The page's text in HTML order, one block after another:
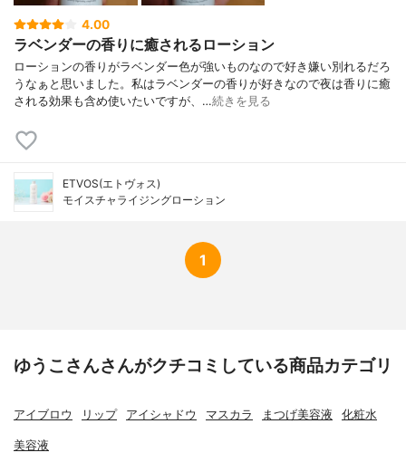
4.00
ラベンダーの香りに癒されるローション
ローションの香りがラベンダー色が強いものなので好き嫌い別れるだろ
うなぁと思いました。私はラベンダーの香りが好きなので夜は香りに癒
される効果も含め使いたいですが、…続きを見る
ETVOS(エトヴォス)
モイスチャライジングローション
1
ゆうこさんさんがクチコミしている商品カテゴリ
アイブロウ リップ アイシャドウ マスカラ まつげ美容液 化粧水
美容液